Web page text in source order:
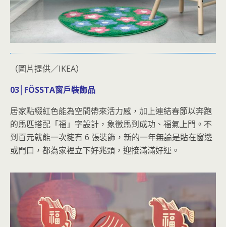
（圖片提供／IKEA）
03│FÖSSTA窗戶裝飾品
居家點綴紅色能為空間帶來活力感，加上連結春節以奔跑
的馬匹搭配「福」字設計，象徵馬到成功、福氣上門。不
到百元就能一次擁有 6 張裝飾，新的一年無論是貼在窗邊
或門口，都為家裡立下好兆頭，迎接滿滿好運。